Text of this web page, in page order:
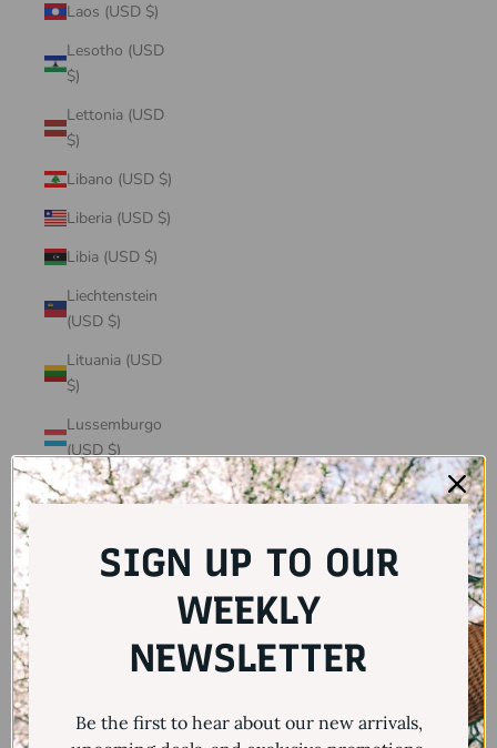
Laos (USD $)
Lesotho (USD
$)
Lettonia (USD
$)
Libano (USD $)
Liberia (USD $)
Libia (USD $)
Liechtenstein
(USD $)
Lituania (USD
$)
Lussemburgo
(USD $)
Macedonia del
Madagascar
(USD $)
Malaysia (USD
Maldive (USD
SIGN UP TO OUR
WEEKLY
NEWSLETTER
Be the first to hear about our new arrivals,